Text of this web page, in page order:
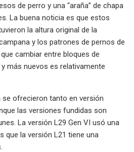
de perro y una “araña” de chapa
La buena noticia es que estos
la altura original de la
y los patrones de pernos de
cambiar entre bloques de
más nuevos es relativamente
ofrecieron tanto en versión
las versiones fundidas son
La versión L29 Gen VI usó una
que la versión L21 tiene una